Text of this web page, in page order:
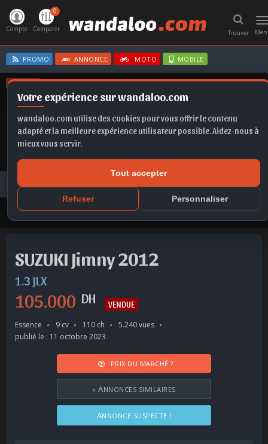
Votre expérience sur wandaloo.com
wandaloo.com utilise des cookies pour vous offrir le contenu
adapté et la meilleure expérience utilisateur possible. Aidez-nous à
mieux vous servir.
Tout accepter
Refuser Personnaliser
Trouver
Compte
0
Comparer
PROMO ANNONCE MOTO MOBILE
OFFRES
SPORTAGE FORMENTOR FRONTERA EV
Toutes les annonces
SUZUKI Jimny 2012 Essence Occasion Rabat Maroc
SUZUKI Jimny 2012
1.3 JLX
105.000 DH
VENDUE
Essence
9 cv 110 ch
5.240 vues
publié le : 11 octobre 2023
PRIX DU MARCHÉ ?
« ANNONCES SIMILAIRES
ANNONCE SUSPECTE !